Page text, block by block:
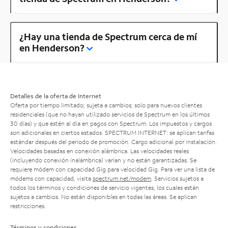
¿Hay una tienda de Spectrum cerca de mí
en Henderson?
Detalles de la oferta de Internet
Oferta por tiempo limitado; sujeta a cambios; solo para nuevos clientes
residenciales (que no hayan utilizado servicios de Spectrum en los últimos
30 días) y que estén al día en pagos con Spectrum. Los impuestos y cargos
son adicionales en ciertos estados. SPECTRUM INTERNET: se aplican tarifas
estándar después del período de promoción. Cargo adicional por instalación.
Velocidades basadas en conexión alámbrica. Las velocidades reales
(incluyendo conexión inalámbrica) varían y no están garantizadas. Se
requiere módem con capacidad Gig para velocidad Gig. Para ver una lista de
módems con capacidad, visita spectrum.net/modem . Servicios sujetos a
todos los términos y condiciones de servicio vigentes, los cuales están
sujetos a cambios. No están disponibles en todas las áreas. Se aplican
restricciones.